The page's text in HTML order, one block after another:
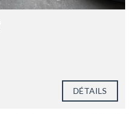
DÉTAILS